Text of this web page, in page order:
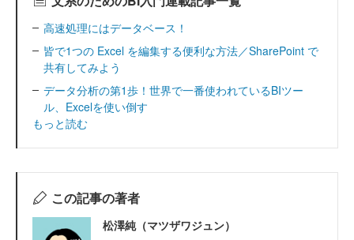
高速処理にはデータベース！
皆で1つの Excel を編集する便利な方法／SharePoint で
共有してみよう
データ分析の第1歩！世界で一番使われているBIツー
ル、Excelを使い倒す
もっと読む
この記事の著者
松澤純（マツザワジュン）